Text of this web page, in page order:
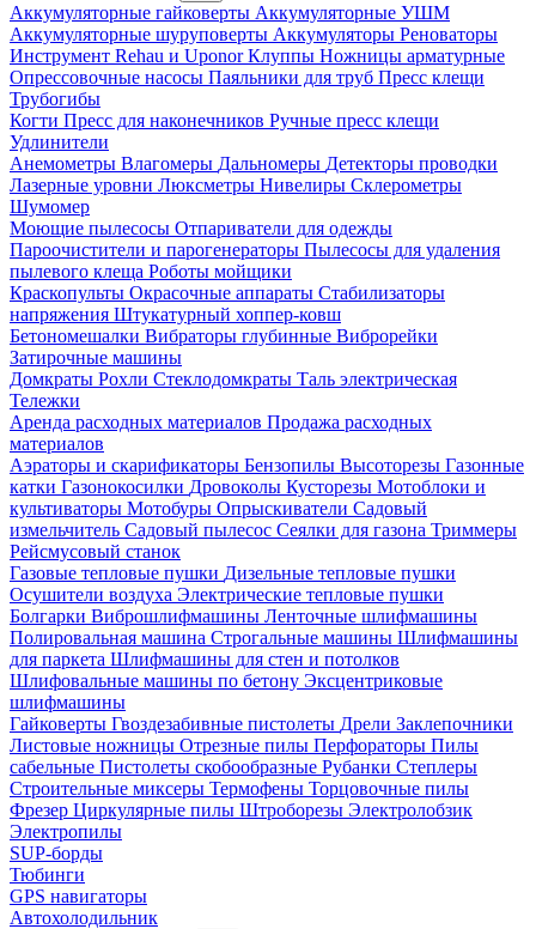
Аккумуляторные гайковерты Аккумуляторные УШМ
Аккумуляторные шуруповерты Аккумуляторы Реноваторы
Инструмент Rehau и UponorКлуппы Ножницы арматурные
Опрессовочные насосы Паяльники для труб Пресс клещи
Трубогибы
Когти Пресс для наконечников Ручные пресс клещи
Удлинители
Анемометры Влагомеры Дальномеры Детекторы проводки
Лазерные уровни Люксметры Нивелиры Склерометры
Шумомер
Моющие пылесосы Отпариватели для одежды
Пароочистители и парогенераторы Пылесосы для удаления
пылевого клеща Роботы мойщики
Краскопульты Окрасочные аппараты Стабилизаторы
напряжения Штукатурный хоппер-ковш
Бетономешалки Вибраторы глубинные Виброрейки
Затирочные машины
Домкраты Рохли Стеклодомкраты Таль электрическая
Тележки
Аренда расходных материалов Продажа расходных
материалов
Аэраторы и скарификаторы Бензопилы Высоторезы Газонные
катки Газонокосилки Дровоколы Кусторезы Мотоблоки и
культиваторы Мотобуры Опрыскиватели Садовый
измельчитель Садовый пылесос Сеялки для газона Триммеры
Рейсмусовый станок
Газовые тепловые пушки Дизельные тепловые пушки
Осушители воздуха Электрические тепловые пушки
Болгарки Виброшлифмашины Ленточные шлифмашины
Полировальная машина Строгальные машины Шлифмашины
для паркета Шлифмашины для стен и потолков
Шлифовальные машины по бетону Эксцентриковые
шлифмашины
Гайковерты Гвоздезабивные пистолеты Дрели Заклепочники
Листовые ножницы Отрезные пилы Перфораторы Пилы
сабельные Пистолеты скобообразные Рубанки Степлеры
Строительные миксеры Термофены Торцовочные пилы
Фрезер Циркулярные пилы Штроборезы Электролобзик
Электропилы
SUP-борды
Тюбинги
GPS навигаторы
Автохолодильник